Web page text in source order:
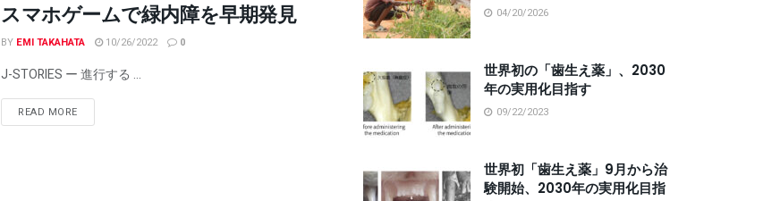
スマホゲームで緑内障を早期発見
BY EMI TAKAHATA 10/26/2022 0
J-STORIES ー 進行する ...
READ MORE
04/20/2026
世界初の「歯生え薬」、2030
年の実用化目指す
09/22/2023
世界初「歯生え薬」9月から治
験開始、2030年の実用化目指